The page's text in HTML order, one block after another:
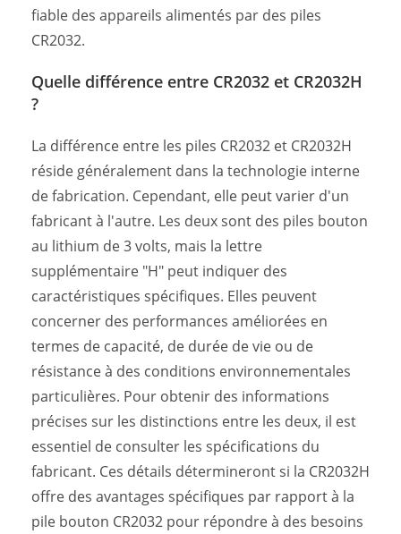
fiable des appareils alimentés par des piles
CR2032.
Quelle différence entre CR2032 et CR2032H
?
La différence entre les piles CR2032 et CR2032H
réside généralement dans la technologie interne
de fabrication. Cependant, elle peut varier d'un
fabricant à l'autre. Les deux sont des piles bouton
au lithium de 3 volts, mais la lettre
supplémentaire "H" peut indiquer des
caractéristiques spécifiques. Elles peuvent
concerner des performances améliorées en
termes de capacité, de durée de vie ou de
résistance à des conditions environnementales
particulières. Pour obtenir des informations
précises sur les distinctions entre les deux, il est
essentiel de consulter les spécifications du
fabricant. Ces détails détermineront si la CR2032H
offre des avantages spécifiques par rapport à la
pile bouton CR2032 pour répondre à des besoins